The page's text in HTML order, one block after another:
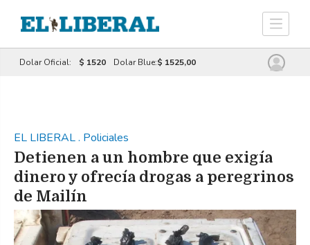
Dolar Oficial: $ 1520 Dolar Blue:$ 1525,00
EL LIBERAL. Policiales
Detienen a un hombre que exigía
dinero y ofrecía drogas a peregrinos
de Mailín